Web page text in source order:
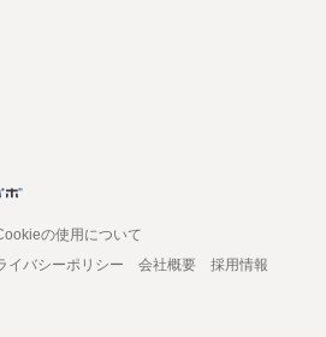
の使用について
イバシーポリシー 会社概要
採用情報